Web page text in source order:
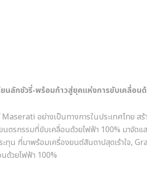
ยนลักชัวรี่-พร้อมก้าวสู่ยุคแห่งการขับเคลื่อน
Maserati อย่างเป็นทางการในประเทศไทย
ตรกรรมที่ขับเคลื่อนด้วยไฟฟ้า 100% มาจัดแ
น ที่มาพร้อมเครื่องยนต์สันดาปสุดเร้าใจ,
ด้วยไฟฟ้า 100%